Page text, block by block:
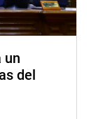
un
del